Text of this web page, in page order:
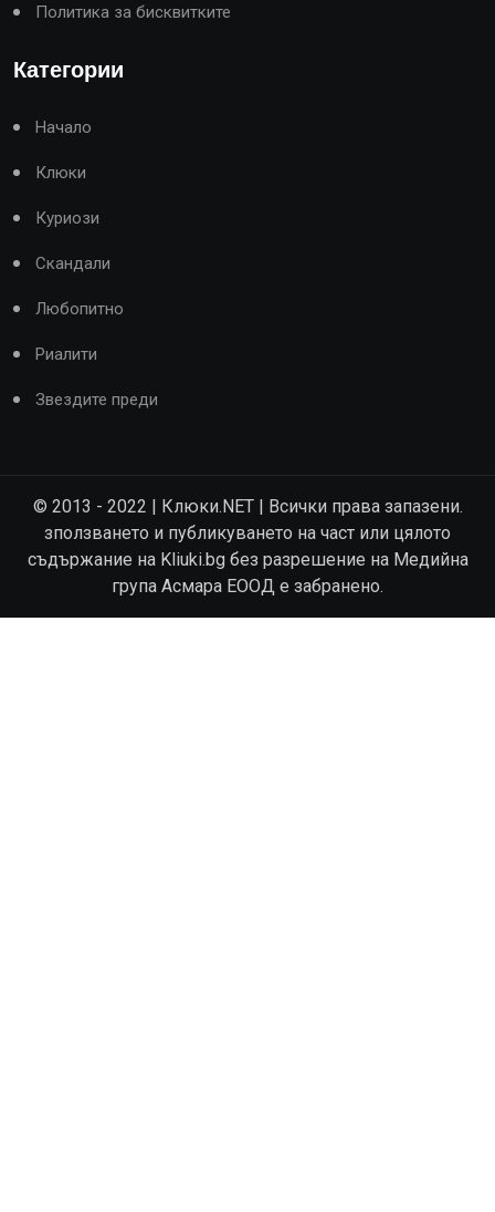
Политика за бисквитките
Категории
Начало
Клюки
Куриози
Скандали
Любопитно
Риалити
Звездите преди
© 2013 - 2022 | Клюки.NET | Всички права запазени.
зползването и публикуването на част или цялото
съдържание на Kliuki.bg без разрешение на Медийна
група Асмара ЕООД е забранено.